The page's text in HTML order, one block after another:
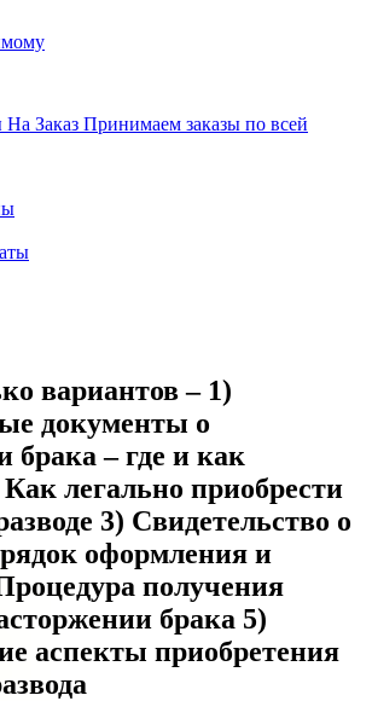
Заказ Принимаем заказы по всей
вариантов – 1)
документы о
брака – где и как
легально приобрести
3) Свидетельство о
оформления и
получения
брака 5)
аспекты приобретения